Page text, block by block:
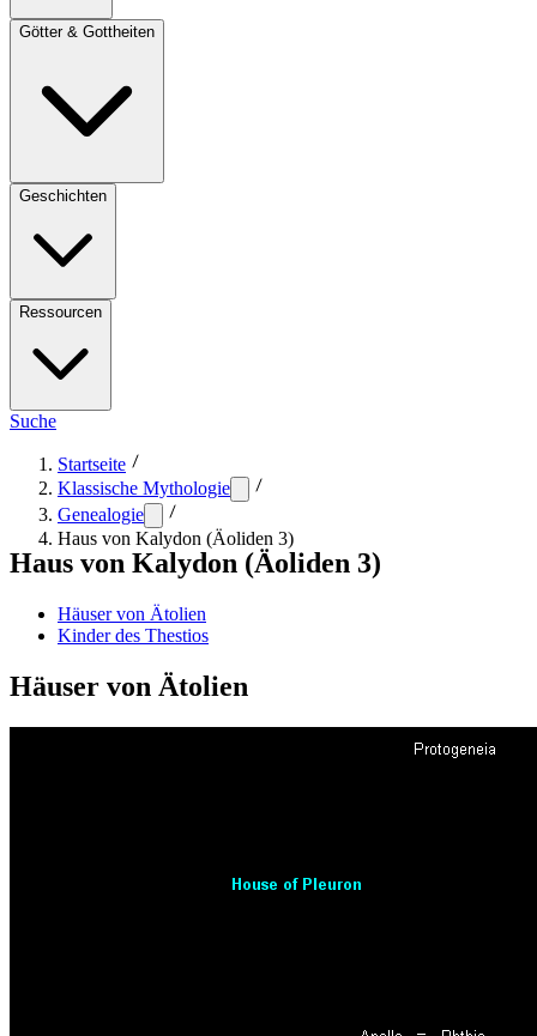
Götter & Gottheiten
Geschichten
Ressourcen
Suche
Startseite
Klassische Mythologie
Genealogie
Haus von Kalydon (Äoliden 3)
Haus von Kalydon (Äoliden 3)
Häuser von Ätolien
Kinder des Thestios
Häuser von Ätolien